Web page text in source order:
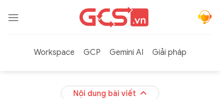
qua
Workspace
GCP Gemini AI Giải pháp
Nội dung bài viết